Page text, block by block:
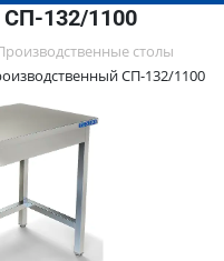
СП-132/1100
столы
СП-132/1100